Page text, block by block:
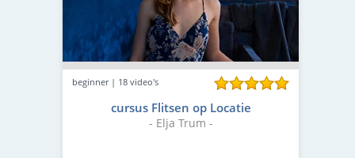
beginner | 18 video's
cursus Flitsen op Locatie
- Elja Trum -